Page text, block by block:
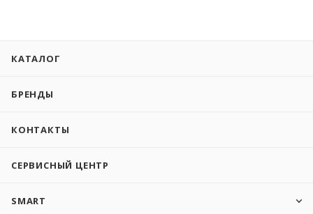
КАТАЛОГ
БРЕНДЫ
КОНТАКТЫ
СЕРВИСНЫЙ ЦЕНТР
SMART